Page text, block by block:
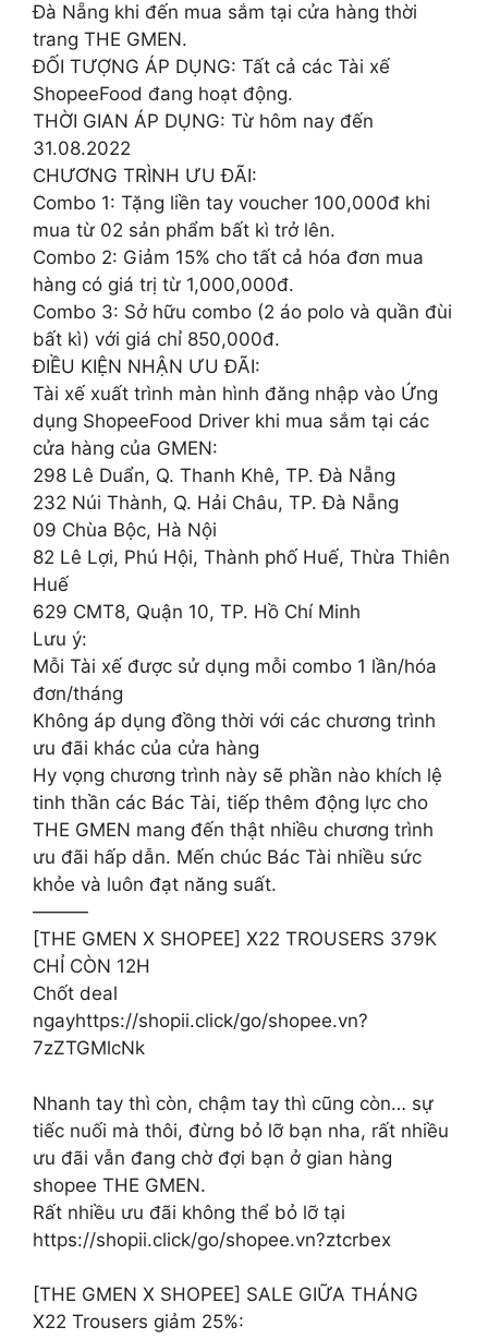
Đà Nẵng khi đến mua sắm tại cửa hàng thời
trang THE GMEN.
ĐỐI TƯỢNG ÁP DỤNG: Tất cả các Tài xế
ShopeeFood đang hoạt động.
THỜI GIAN ÁP DỤNG: Từ hôm nay đến
31.08.2022
CHƯƠNG TRÌNH ƯU ĐÃI:
Combo 1: Tặng liền tay voucher 100,000đ khi
mua từ 02 sản phẩm bất kì trở lên.
Combo 2: Giảm 15% cho tất cả hóa đơn mua
hàng có giá trị từ 1,000,000đ.
Combo 3: Sở hữu combo (2 áo polo và quần đùi
bất kì) với giá chỉ 850,000đ.
ĐIỀU KIỆN NHẬN ƯU ĐÃI:
Tài xế xuất trình màn hình đăng nhập vào Ứng
dụng ShopeeFood Driver khi mua sắm tại các
cửa hàng của GMEN:
298 Lê Duẩn, Q. Thanh Khê, TP. Đà Nẵng
232 Núi Thành, Q. Hải Châu, TP. Đà Nẵng
09 Chùa Bộc, Hà Nội
82 Lê Lợi, Phú Hội, Thành phố Huế, Thừa Thiên
Huế
629 CMT8, Quận 10, TP. Hồ Chí Minh
Lưu ý:
Mỗi Tài xế được sử dụng mỗi combo 1 lần/hóa
đơn/tháng
Không áp dụng đồng thời với các chương trình
ưu đãi khác của cửa hàng
Hy vọng chương trình này sẽ phần nào khích lệ
tinh thần các Bác Tài, tiếp thêm động lực cho
THE GMEN mang đến thật nhiều chương trình
ưu đãi hấp dẫn. Mến chúc Bác Tài nhiều sức
khỏe và luôn đạt năng suất.
———
[THE GMEN X SHOPEE] X22 TROUSERS 379K
CHỈ CÒN 12H
Chốt deal
ngayhttps://shopii.click/go/shopee.vn?
7zZTGMlcNk
Nhanh tay thì còn, chậm tay thì cũng còn… sự
tiếc nuối mà thôi, đừng bỏ lỡ bạn nha, rất nhiều
ưu đãi vẫn đang chờ đợi bạn ở gian hàng
shopee THE GMEN.
Rất nhiều ưu đãi không thể bỏ lỡ tại
https://shopii.click/go/shopee.vn?ztcrbex
[THE GMEN X SHOPEE] SALE GIỮA THÁNG
X22 Trousers giảm 25%: